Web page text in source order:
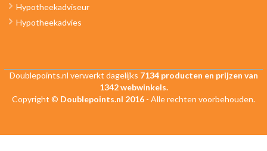
Hypotheekadviseur
Hypotheekadvies
Doublepoints.nl verwerkt dagelijks 7134 producten en prijzen van
1342 webwinkels.
Copyright © Doublepoints.nl 2016 - Alle rechten voorbehouden.